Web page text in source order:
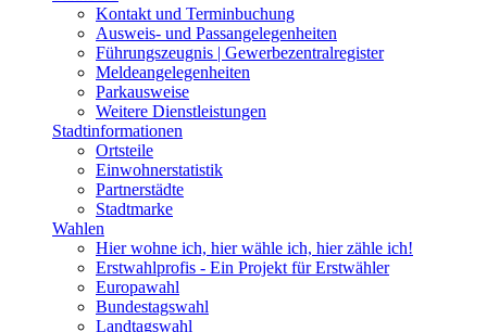
Kontakt und Terminbuchung
Ausweis- und Passangelegenheiten
Führungszeugnis | Gewerbezentralregister
Meldeangelegenheiten
Parkausweise
Weitere Dienstleistungen
Stadtinformationen
Ortsteile
Einwohnerstatistik
Partnerstädte
Stadtmarke
Wahlen
Hier wohne ich, hier wähle ich, hier zähle ich!
Erstwahlprofis - Ein Projekt für Erstwähler
Europawahl
Bundestagswahl
Landtagswahl